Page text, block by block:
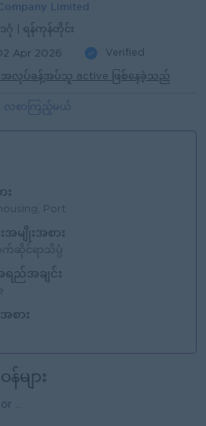
Limited
ဒဂုံ | ရန်ကုန်တိုင်း
Apr 2026 Verified
လုပ်ခန့်အပ်သူ active ဖြစ်နေခဲ့သည်
လစာကြည့်မယ်
း
Port
မျိုးအစား
က်ဆိုင်ရာသိပ္ပံ
ည်အချင်း
စား
ျား
...